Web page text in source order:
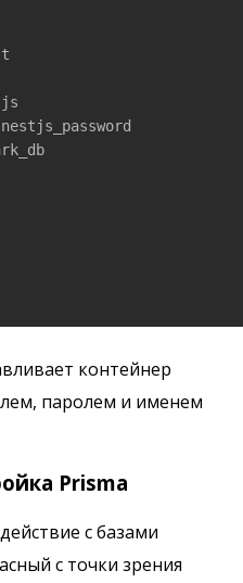
контейнер
паролем и именем
Prisma
с базами
с точки зрения